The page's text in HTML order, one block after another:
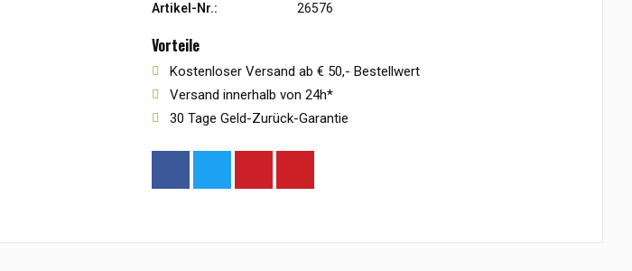
Artikel-Nr.: 26576
Vorteile
Kostenloser Versand ab € 50,- Bestellwert
Versand innerhalb von 24h*
30 Tage Geld-Zurück-Garantie